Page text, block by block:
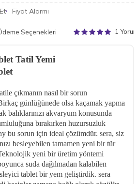
Fiyat Alarmı
Seçenekleri 1 Yorum
Tatil Yemi
çıkmanın nasıl bir sorun
günlüğünede olsa kaçamak yapma
balıklarınızı akvaryum konusunda
bırakırken huzursuzluk
bu sorun için ideal çözümdür. sera, siz
besleyebilen tamamen yeni bir tür
yeni bir üretim yöntemi
suda dağılmadan kalabilen
tablet bir yem geliştirdik. sera